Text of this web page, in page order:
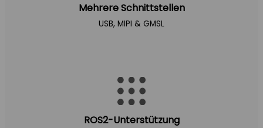
Mehrere Schnittstellen
USB, MIPI & GMSL
ROS2-Unterstützung